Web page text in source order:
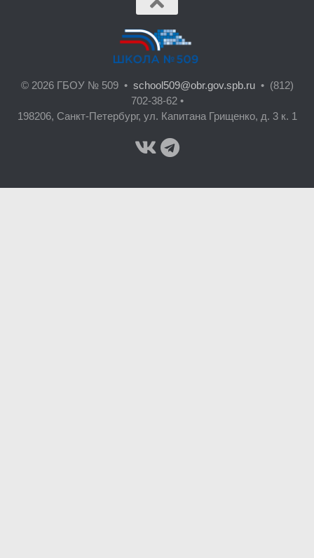
© 2026 ГБОУ № 509 • school509@obr.gov.spb.ru• (812)
702-38-62 •
198206, Санкт-Петербург, ул. Капитана Грищенко, д. 3 к. 1